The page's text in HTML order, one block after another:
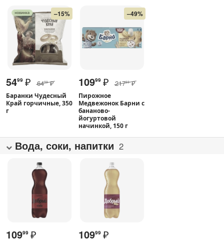
–15%
5499 ₽ 6499 ₽
Баранки Чудесный
Край горчичные, 350
г
–49%
10999 ₽ 21789 ₽
Пирожное
Медвежонок Барни с
бананово-
йогуртовой
начинкой, 150 г
Вода, соки, напитки 2
10999 ₽ 10999 ₽